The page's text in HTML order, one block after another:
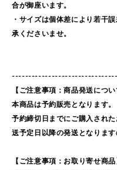
合が御座います。
・サイズは個体差により若干
承くださいませ。
【ご注意事項：商品発送につい
本商品は予約販売となります。
予約締切日までにご購入され
送予定日以降の発送となります
【ご注意事項：お取り寄せ商品